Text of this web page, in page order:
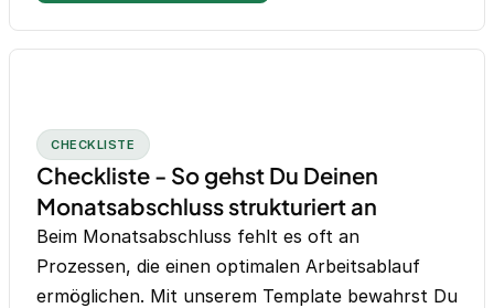
CHECKLISTE
Checkliste - So gehst Du Deinen
Monatsabschluss strukturiert an
Beim Monatsabschluss fehlt es oft an
Prozessen, die einen optimalen Arbeitsablauf
ermöglichen. Mit unserem Template bewahrst Du